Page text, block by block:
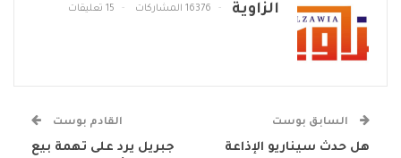
الزاوية 16376 المشاركات 15 تعليقات
السابق بوست
هل حدث سيناريو الإذاعة
القادم بوست
جبريل يرد على تهمة بيع